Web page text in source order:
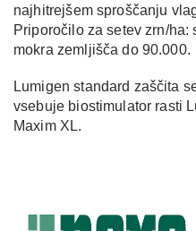
najhitrejšem sproščanju
Priporočilo za setev zrn/ha:
mokra zemljišča do 90.000.
Lumigen standard zaščita
vsebuje biostimulator rasti
Maxim XL.